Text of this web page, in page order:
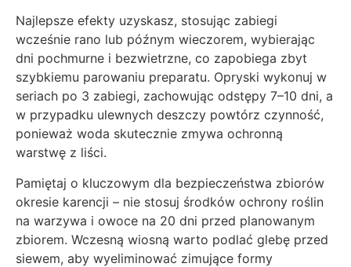
Najlepsze efekty uzyskasz, stosując zabiegi
wcześnie rano lub późnym wieczorem, wybierając
dni pochmurne i bezwietrzne, co zapobiega zbyt
szybkiemu parowaniu preparatu. Opryski wykonuj w
seriach po 3 zabiegi, zachowując odstępy 7–10 dni, a
w przypadku ulewnych deszczy powtórz czynność,
ponieważ woda skutecznie zmywa ochronną
warstwę z liści.
Pamiętaj o kluczowym dla bezpieczeństwa zbiorów
okresie karencji – nie stosuj środków ochrony roślin
na warzywa i owoce na 20 dni przed planowanym
zbiorem. Wczesną wiosną warto podlać glebę przed
siewem, aby wyeliminować zimujące formy